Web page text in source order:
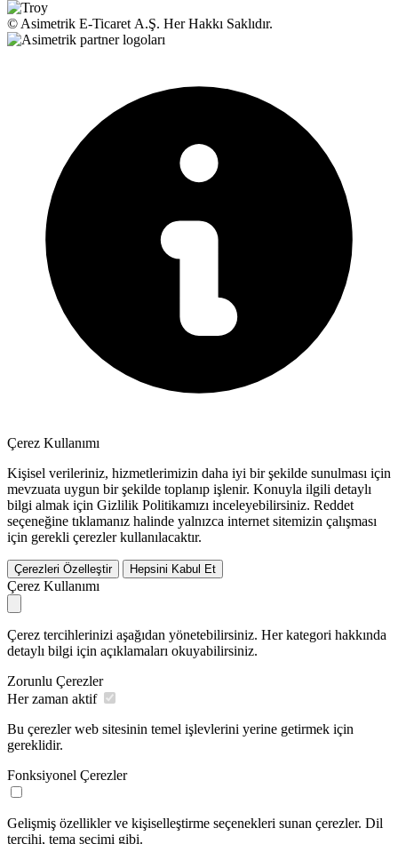
© Asimetrik E‑Ticaret A.Ş. Her Hakkı Saklıdır.
Çerez Kullanımı
Kişisel verileriniz, hizmetlerimizin daha iyi bir şekilde sunulması için
mevzuata uygun bir şekilde toplanıp işlenir. Konuyla ilgili detaylı
bilgi almak için Gizlilik Politikamızı inceleyebilirsiniz. Reddet
seçeneğine tıklamanız halinde yalnızca internet sitemizin çalışması
için gerekli çerezler kullanılacaktır.
Çerezleri Özelleştir Hepsini Kabul Et
Çerez Kullanımı
Çerez tercihlerinizi aşağıdan yönetebilirsiniz. Her kategori hakkında
detaylı bilgi için açıklamaları okuyabilirsiniz.
Zorunlu Çerezler
Her zaman aktif
Bu çerezler web sitesinin temel işlevlerini yerine getirmek için
gereklidir.
Fonksiyonel Çerezler
Gelişmiş özellikler ve kişiselleştirme seçenekleri sunan çerezler. Dil
tercihi, tema seçimi gibi.